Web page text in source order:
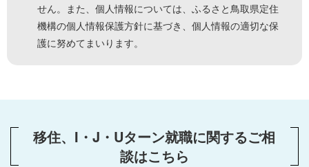
せん。また、個人情報については、ふるさと鳥取県定住
機構の個人情報保護方針に基づき、個人情報の適切な保
護に努めてまいります。
移住、I・J・Uターン就職に関するご相
談はこちら